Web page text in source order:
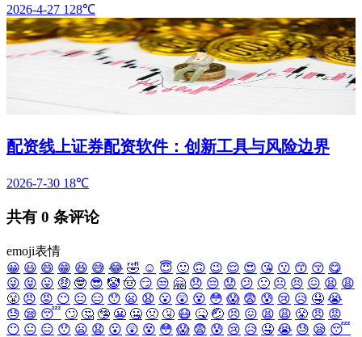
2026-4-27 128℃
配资线上证券配资软件：创新工具与风险边界
2026-7-30 18℃
共有 0 条评论
emoji表情
😀 😃 😄 😁 😆 😅 😂 🤣 ☺️ 😇 🙂 🙃 😉 😌 😍 😘 😗 😙 😚 😋
😜 😝 😛 🤑 🤓 😎 🤡 🤠 😏 😒 🤗 😞 😔 😟 😕 🙁 ☹️ 😣 😖 😫 😩
😤 😠 😡 😶 😐 😑 😯 😦 😧 😮 😲 😵 😳 😱 😨 😰 😢 😥 🤤 😭
😓 😪 😴 🙄 🤔 🤥 😬 🤐 🤢 🤧 😷 🤒 🤕 😣 😖 😫 😩 😤 😠 😡
😶 😐 😑 😯 😦 😧 😮 😲 😵 😳 😱 😨 😰 😢 😥 🤤 😭 😓 😪 😴